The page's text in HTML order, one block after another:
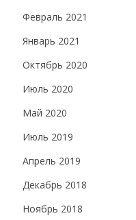
Февраль 2021
Январь 2021
Октябрь 2020
Июль 2020
Май 2020
Июль 2019
Апрель 2019
Декабрь 2018
Ноябрь 2018